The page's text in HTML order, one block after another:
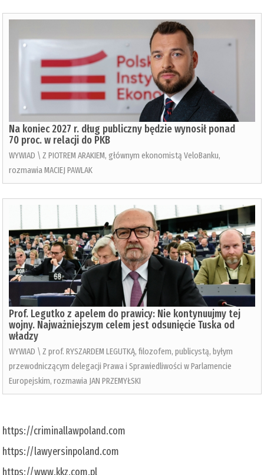
Na koniec 2027 r. dług publiczny będzie wynosił ponad
70 proc. w relacji do PKB
WYWIAD \ Z PIOTREM ARAKIEM, głównym ekonomistą VeloBanku,
rozmawia MACIEJ PAWLAK
Prof. Legutko z apelem do prawicy: Nie kontynuujmy tej
wojny. Najważniejszym celem jest odsunięcie Tuska od
władzy
WYWIAD \ Z prof. RYSZARDEM LEGUTKĄ, filozofem, publicystą, byłym
przewodniczącym delegacji Prawa i Sprawiedliwości w Parlamencie
Europejskim, rozmawia JAN PRZEMYŁSKI
https://criminallawpoland.com
https://lawyersinpoland.com
https://www.kkz.com.pl